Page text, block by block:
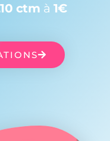
ctm à 1€